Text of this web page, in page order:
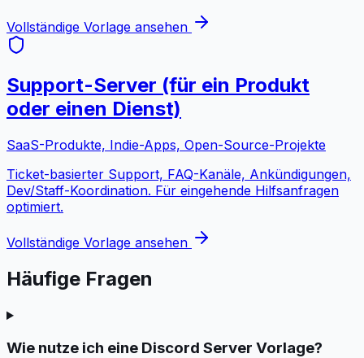
Vollständige Vorlage ansehen
Support-Server (für ein Produkt
oder einen Dienst)
SaaS-Produkte, Indie-Apps, Open-Source-Projekte
Ticket-basierter Support, FAQ-Kanäle, Ankündigungen,
Dev/Staff-Koordination. Für eingehende Hilfsanfragen
optimiert.
Vollständige Vorlage ansehen
Häufige Fragen
Wie nutze ich eine Discord Server Vorlage?